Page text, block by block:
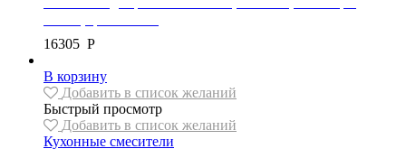
16305 Р
В корзину
Добавить в список желаний
Быстрый просмотр
Добавить в список желаний
Кухонные смесители